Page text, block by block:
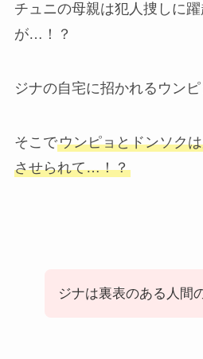
チュニの母親は犯人捜しに
が…！？
ジナの自宅に招かれるウンピ
そこでウンピョとドンソク
させられて…！？
ジナは裏表のある人間